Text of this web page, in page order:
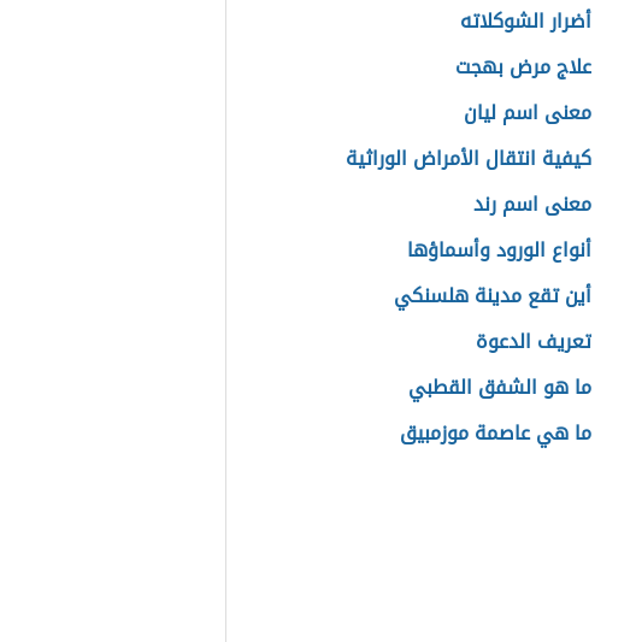
أضرار الشوكلاته
علاج مرض بهجت
معنى اسم ليان
كيفية انتقال الأمراض الوراثية
معنى اسم رند
أنواع الورود وأسماؤها
أين تقع مدينة هلسنكي
تعريف الدعوة
ما هو الشفق القطبي
ما هي عاصمة موزمبيق